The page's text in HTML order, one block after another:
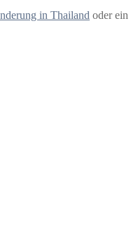
in Thailand oder